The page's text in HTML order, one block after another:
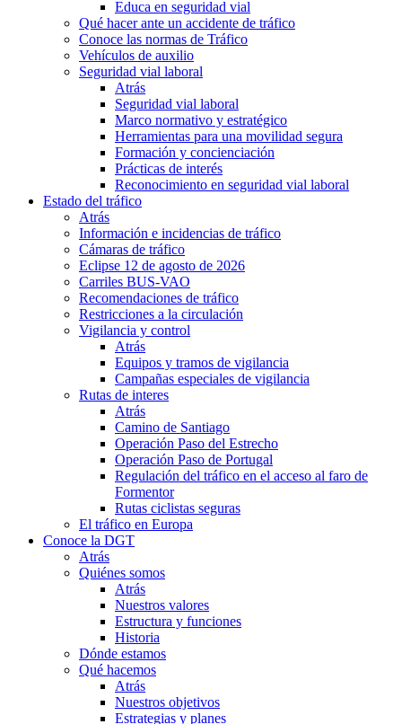
Educa en seguridad vial
Qué hacer ante un accidente de tráfico
Conoce las normas de Tráfico
Vehículos de auxilio
Seguridad vial laboral
Atrás
Seguridad vial laboral
Marco normativo y estratégico
Herramientas para una movilidad segura
Formación y concienciación
Prácticas de interés
Reconocimiento en seguridad vial laboral
Estado del tráfico
Atrás
Información e incidencias de tráfico
Cámaras de tráfico
Eclipse 12 de agosto de 2026
Carriles BUS-VAO
Recomendaciones de tráfico
Restricciones a la circulación
Vigilancia y control
Atrás
Equipos y tramos de vigilancia
Campañas especiales de vigilancia
Rutas de interes
Atrás
Camino de Santiago
Operación Paso del Estrecho
Operación Paso de Portugal
Regulación del tráfico en el acceso al faro de
Formentor
Rutas ciclistas seguras
El tráfico en Europa
Conoce la DGT
Atrás
Quiénes somos
Atrás
Nuestros valores
Estructura y funciones
Historia
Dónde estamos
Qué hacemos
Atrás
Nuestros objetivos
Estrategias y planes